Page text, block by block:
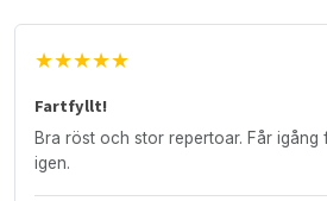
★★★★★
Fartfyllt!
Bra röst och stor repertoar. Får igång
igen.